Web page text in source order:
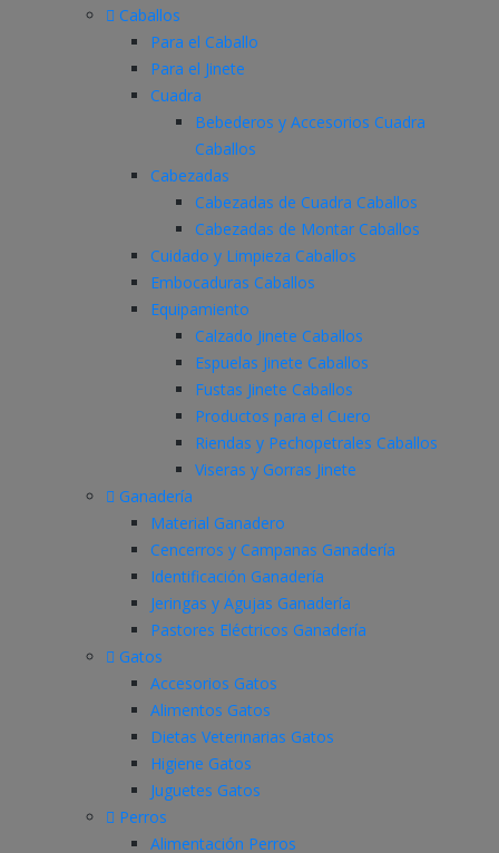
Caballos
Para el Caballo
Para el Jinete
Cuadra
Bebederos y Accesorios Cuadra
Caballos
Cabezadas
Cabezadas de Cuadra Caballos
Cabezadas de Montar Caballos
Cuidado y Limpieza Caballos
Embocaduras Caballos
Equipamiento
Calzado Jinete Caballos
Espuelas Jinete Caballos
Fustas Jinete Caballos
Productos para el Cuero
Riendas y Pechopetrales Caballos
Viseras y Gorras Jinete
Ganadería
Material Ganadero
Cencerros y Campanas Ganadería
Identificación Ganadería
Jeringas y Agujas Ganadería
Pastores Eléctricos Ganadería
Gatos
Accesorios Gatos
Alimentos Gatos
Dietas Veterinarias Gatos
Higiene Gatos
Juguetes Gatos
Perros
Alimentación Perros